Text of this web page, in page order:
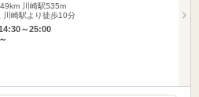
川崎駅535m
川崎駅より徒歩10分
～25:00